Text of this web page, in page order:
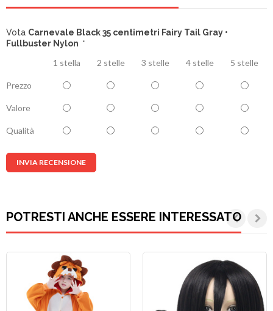
Vota Carnevale Black 35 centimetri Fairy Tail Gray •
Fullbuster Nylon *
1 stella 2 stelle 3 stelle 4 stelle 5 stelle
Prezzo
Valore
Qualità
INVIA RECENSIONE
POTRESTI ANCHE ESSERE INTERESSATO